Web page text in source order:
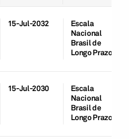
15-Jul-2032
Escala
Nacional
Brasil de
Longo Prazo
15-Jul-2030
Escala
Nacional
Brasil de
Longo Prazo